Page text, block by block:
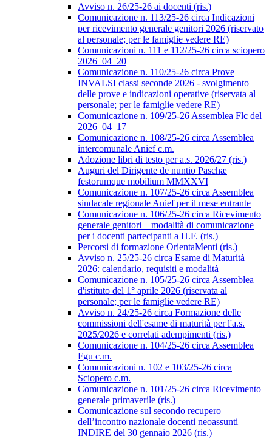
Avviso n. 26/25-26 ai docenti (ris.)
Comunicazione n. 113/25-26 circa Indicazioni
per ricevimento generale genitori 2026 (riservato
al personale; per le famiglie vedere RE)
Comunicazioni n. 111 e 112/25-26 circa sciopero
2026_04_20
Comunicazione n. 110/25-26 circa Prove
INVALSI classi seconde 2026 - svolgimento
delle prove e indicazioni operative (riservata al
personale; per le famiglie vedere RE)
Comunicazione n. 109/25-26 Assemblea Flc del
2026_04_17
Comunicazione n. 108/25-26 circa Assemblea
intercomunale Anief c.m.
Adozione libri di testo per a.s. 2026/27 (ris.)
Auguri del Dirigente de nuntio Paschæ
festorumque mobilium MMXXVI
Comunicazione n. 107/25-26 circa Assemblea
sindacale regionale Anief per il mese entrante
Comunicazione n. 106/25-26 circa Ricevimento
generale genitori – modalità di comunicazione
per i docenti partecipanti a H.F. (ris.)
Percorsi di formazione OrientaMenti (ris.)
Avviso n. 25/25-26 circa Esame di Maturità
2026: calendario, requisiti e modalità
Comunicazione n. 105/25-26 circa Assemblea
d'istituto del 1° aprile 2026 (riservata al
personale; per le famiglie vedere RE)
Avviso n. 24/25-26 circa Formazione delle
commissioni dell'esame di maturità per l'a.s.
2025/2026 e correlati adempimenti (ris.)
Comunicazione n. 104/25-26 circa Assemblea
Fgu c.m.
Comunicazioni n. 102 e 103/25-26 circa
Sciopero c.m.
Comunicazione n. 101/25-26 circa Ricevimento
generale primaverile (ris.)
Comunicazione sul secondo recupero
dell’incontro nazionale docenti neoassunti
INDIRE del 30 gennaio 2026 (ris.)